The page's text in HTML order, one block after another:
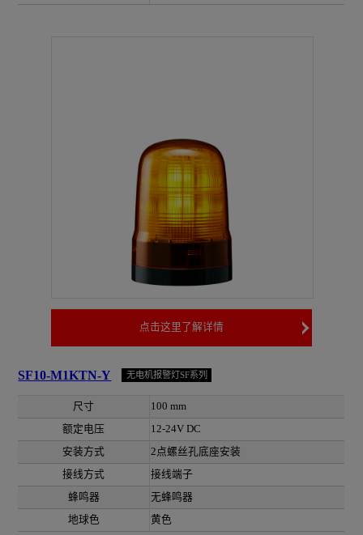
点击这里了解详情
SF10-M1KTN-Y 无电机报警灯SF系列
尺寸
100 mm
额定电压
12-24V DC
安装方式
2点螺丝孔底座安装
接线方式
接线端子
蜂鸣器
无蜂鸣器
地球色
黄色